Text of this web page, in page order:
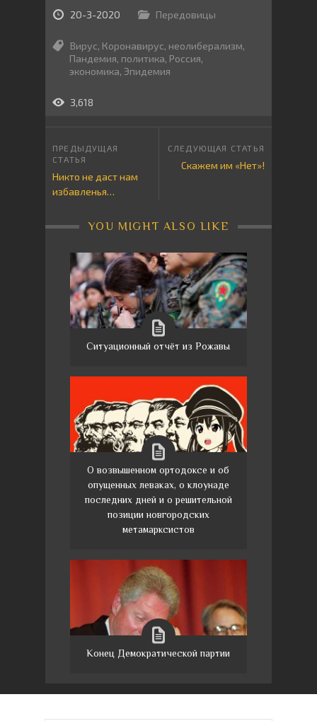
20-3-2020 Передовицы
Вирус, Коронавирус, неолиберализм,
Пандемия, политика, Россия,
экономика, Эпидемия
3,618
Никто не даст нам
избавленья…
Скажем им «Нет»!
YOU MIGHT ALSO LIKE
Ситуационный отчёт из Рожавы
О возвышенном ортодоксе и об
опущенных леваках, о клоунаде
последних дней и о решительной
позиции новгородских
метамарксистов
Конец Демократической партии